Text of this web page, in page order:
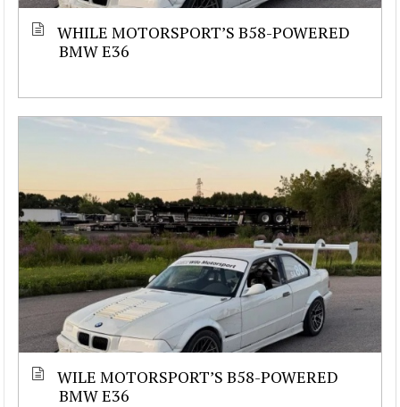
WHILE MOTORSPORT’S B58-POWERED
BMW E36
WILE MOTORSPORT’S B58-POWERED
BMW E36